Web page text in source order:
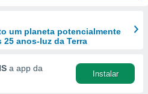
um planeta potencialmente
25 anos-luz da Terra
a app da
Instalar